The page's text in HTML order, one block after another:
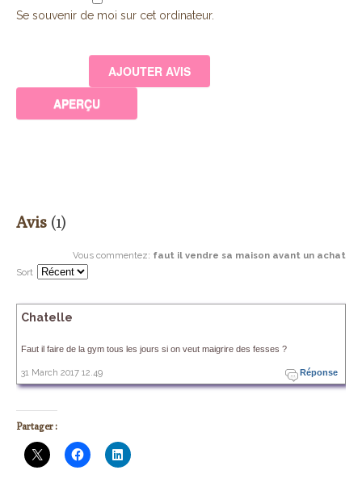
Se souvenir de moi sur cet ordinateur.
Avis (1)
Vous commentez: faut il vendre sa maison avant un achat
Sort
Chatelle
Faut il faire de la gym tous les jours si on veut maigrire des fesses ?
Réponse
31 March 2017 12.49
Partager :